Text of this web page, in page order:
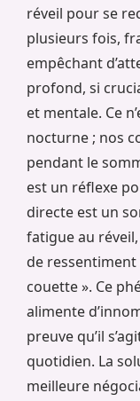
réveil pour se
plusieurs fois,
empêchant
profond, si
et mentale. Ce
nocturne ; nos
pendant le
est un réflexe
directe est un
fatigue au
de
couette ». Ce
alimente
preuve qu’il
quotidien. La
meilleure